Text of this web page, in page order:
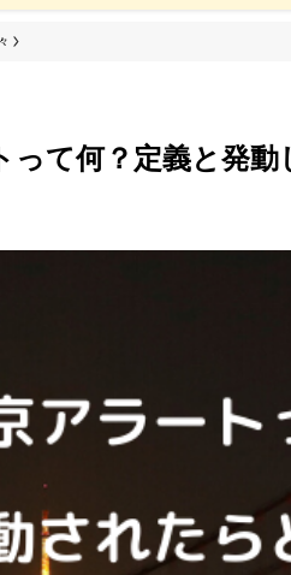
って何？定義と発